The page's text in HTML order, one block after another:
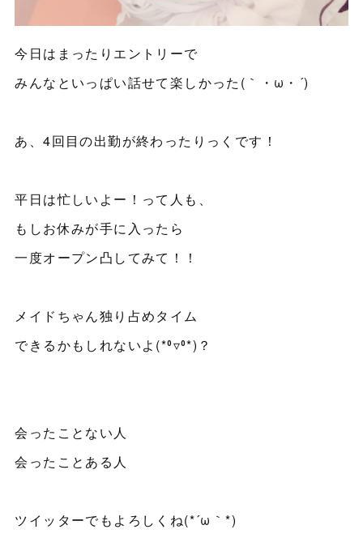
今日はまったりエントリーで
みんなといっぱい話せて楽しかった(｀・ω・´)
あ、4回目の出勤が終わったりっくです！
平日は忙しいよー！って人も、
もしお休みが手に入ったら
一度オープン凸してみて！！
メイドちゃん独り占めタイム
できるかもしれないよ(*⁰▿⁰*)？
会ったことない人
会ったことある人
ツイッターでもよろしくね(*´ω｀*)